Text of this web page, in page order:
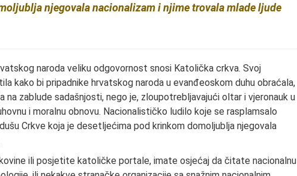
njegovala nacionalizam i njime trovala mlade ljude
naroda veliku odgovornost snosi Katolička crkva. Svoj
kako bi pripadnike hrvatskog naroda u evanđeoskom duhu obraćala,
na zablude sadašnjosti, nego je, zloupotrebljavajući oltar i vjeronauk u
i moralnu obnovu. Nacionalističko ludilo koje se rasplamsalo
Crkve koja je desetljećima pod krinkom domoljublja njegovala
ili posjetite katoličke portale, imate osjećaj da čitate nacionalnu